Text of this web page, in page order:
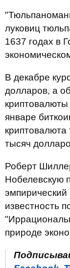
луковиц
1637 годах в
В декабре
долларов, а
январе
криптовалюта
тысяч
Роберт
Нобелевскую
известность
природе